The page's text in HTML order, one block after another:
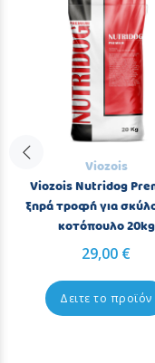
Viozois
Viozois Nutridog
ξηρά τροφή για
κοτόπουλο 20kg
29,00 €
Δειτε το προϊόν